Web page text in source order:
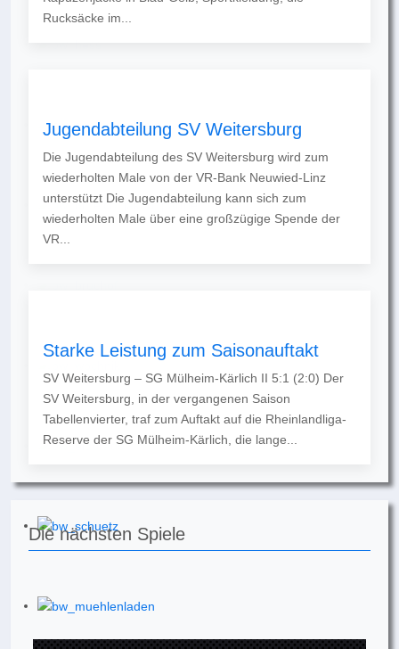
Rucksäcke im...
Jugendabteilung SV Weitersburg
Die Jugendabteilung des SV Weitersburg wird zum
wiederholten Male von der VR-Bank Neuwied-Linz
unterstützt Die Jugendabteilung kann sich zum
wiederholten Male über eine großzügige Spende der
VR...
Starke Leistung zum Saisonauftakt
SV Weitersburg – SG Mülheim-Kärlich II 5:1 (2:0) Der
SV Weitersburg, in der vergangenen Saison
Tabellenvierter, traf zum Auftakt auf die Rheinlandliga-
Reserve der SG Mülheim-Kärlich, die lange...
Die nächsten Spiele